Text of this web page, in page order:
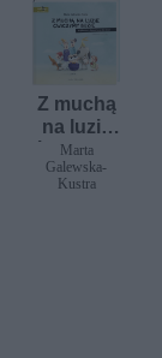
Z muchą
na luzie
ćwiczymy
buzie,
czyli
Marta
Galewska-
Kustra